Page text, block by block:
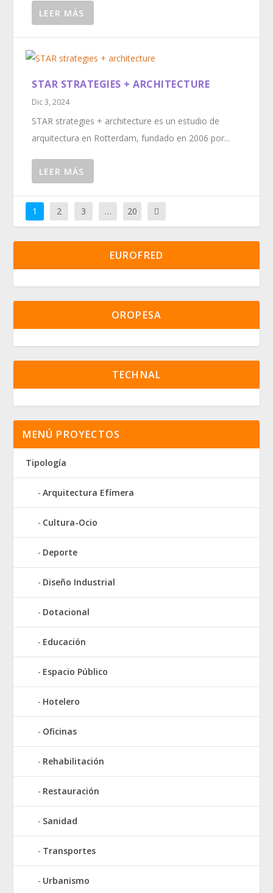
LEER MÁS
STAR STRATEGIES + ARCHITECTURE
Dic 3, 2024
STAR strategies + architecture es un estudio de
arquitectura en Rotterdam, fundado en 2006 por...
LEER MÁS
1 2 3 … 20
EUROFRED
OROPESA
TECHNAL
MENÚ PROYECTOS
Tipología
Arquitectura Efímera
Cultura-Ocio
Deporte
Diseño Industrial
Dotacional
Educación
Espacio Público
Hotelero
Oficinas
Rehabilitación
Restauración
Sanidad
Transportes
Urbanismo